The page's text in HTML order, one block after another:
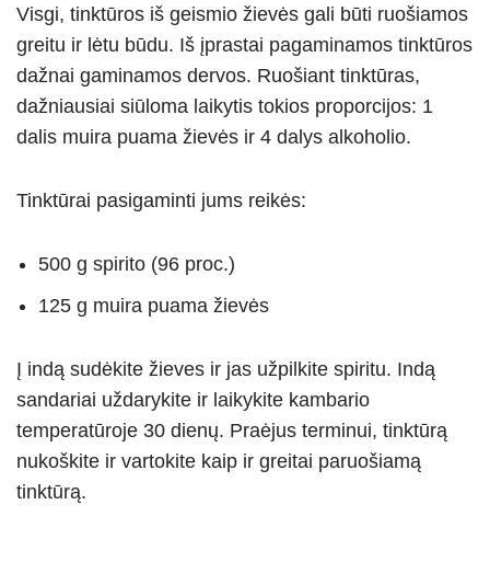
Visgi, tinktūros iš geismio žievės gali būti ruošiamos
greitu ir lėtu būdu. Iš įprastai pagaminamos tinktūros
dažnai gaminamos dervos. Ruošiant tinktūras,
dažniausiai siūloma laikytis tokios proporcijos: 1
dalis muira puama žievės ir 4 dalys alkoholio.
Tinktūrai pasigaminti jums reikės:
500 g spirito (96 proc.)
125 g muira puama žievės
Į indą sudėkite žieves ir jas užpilkite spiritu. Indą
sandariai uždarykite ir laikykite kambario
temperatūroje 30 dienų. Praėjus terminui, tinktūrą
nukoškite ir vartokite kaip ir greitai paruošiamą
tinktūrą.